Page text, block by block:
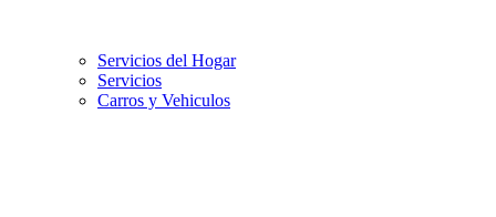
Servicios del Hogar
Servicios
Carros y Vehiculos